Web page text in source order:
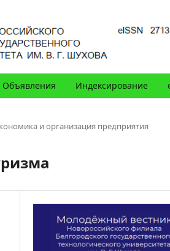
Объявления Индексирование
и организация предприятия